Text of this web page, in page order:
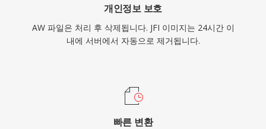
개인정보 보호
AW 파일은 처리 후 삭제됩니다. JFI 이미지는 24시간 이
내에 서버에서 자동으로 제거됩니다.
빠른 변환